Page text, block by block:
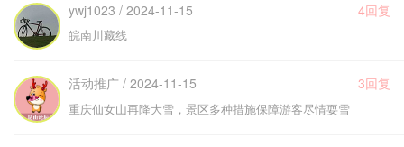
ywj1023 / 2024-11-15 4回复
皖南川藏线
活动推广 / 2024-11-15 3回复
重庆仙女山再降大雪，景区多种措施保障游客尽情耍雪